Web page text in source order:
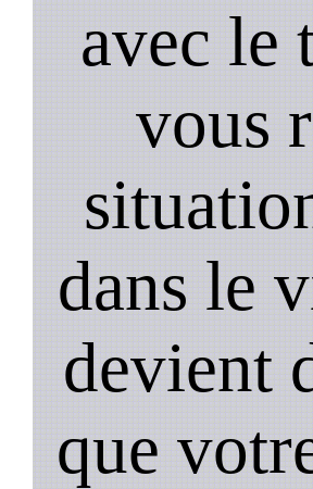
avec le
vous
dans le
devient
que